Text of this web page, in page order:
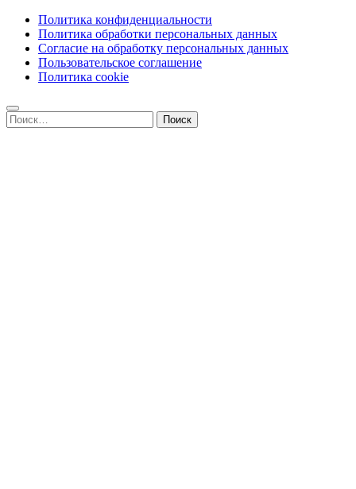
Политика конфиденциальности
Политика обработки персональных данных
Согласие на обработку персональных данных
Пользовательское соглашение
Политика cookie
Найти: